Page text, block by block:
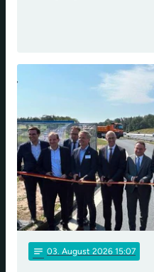
notes 03. August 2026 15:07